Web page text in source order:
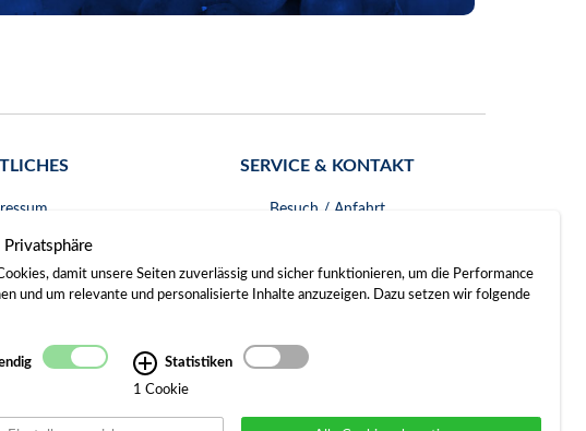
SERVICE & KONTAKT
Besuch / Anfahrt
damit unsere Seiten zuverlässig und sicher funktionieren, um die Performance
und um relevante und personalisierte Inhalte anzuzeigen. Dazu setzen wir folgende
Statistiken
1 Cookie